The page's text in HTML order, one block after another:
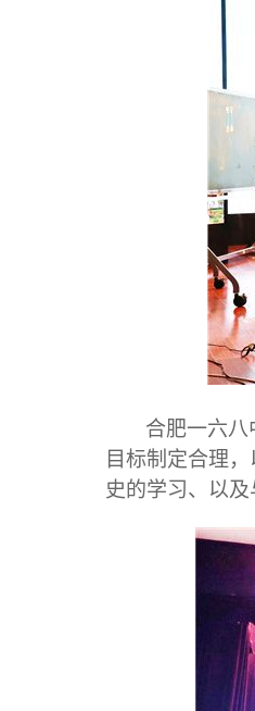
合肥一六
目标制定合理
史的学习、以